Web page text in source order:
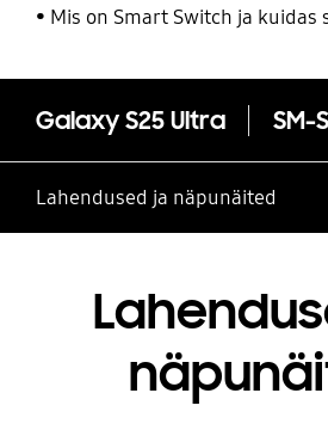
Mis on Smart Switch ja kuidas
Galaxy S25 Ultra SM-
Lahendused ja näpunäited